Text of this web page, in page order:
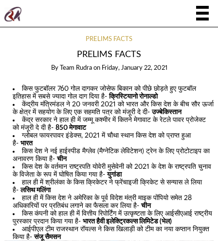
PRELIMS FACTS
PRELIMS FACTS
By Team Rudra on Friday, January 22, 2021
किस फुटबॉलर 760 गोल दागकर जोसेफ बिकान को पीछे छोड़ते हुए फुटबॉल
इतिहास में सबसे ज्यादा गोल दाग दिया है-क्रिस्टियानो रोनाल्डो
केंद्रीय मंत्रिमंडल ने 20 जनवरी 2021 को भारत और किस देश के बीच सौर ऊर्जा
के क्षेत्र में सहयोग के लिए एक सहमति पत्र को मंजूरी दे दी-उज्बेकिस्तान
केंद्र सरकार ने हाल ही में जम्मू कश्मीर में कितने मेगावाट के रेटले पावर प्रोजेक्ट
को मंजूरी दे दी है-850 मेगावाट
ग्लोबल फायरपावर इंडेक्स, 2021 में चौथा स्थान किस देश को प्राप्त हुआ
है-भारत
किस देश ने नई हाईस्पीड मैग्लेव (मैग्नेटिक लेविटेशन) ट्रेन के लिए प्रोटोटाइप का
अनावरण किया है-चीन
किस देश के वर्तमान राष्ट्रपति योवेरी मुसेवेनी को 2021 के देश के राष्ट्रपति चुनाव
के विजेता के रूप में घोषित किया गया है-युगांडा
हाल ही में श्रीलंका के किस क्रिकेटर ने फ्रेंचाइजी क्रिकेट से सन्यास ले लिया
है-लसिथ मलिंगा
हाल ही में किस देश ने अमेरिका के पूर्व विदेश मंत्री माइक पोंपियो समेत 28
अधिकारियों पर प्रतिबंध लगाने का फैसला कर लिया है-चीन
किस कंपनी को हाल ही में वित्तीय रिपोर्टिंग में उत्कृष्टता के लिए आईसीएआई राष्ट्रीय
पुरस्कार प्रदान किया गया है-भारत हैवी इलेक्ट्रिकल्स लिमिटेड (भेल)
आईपीएल टीम राजस्थान रॉयल्स ने किस खिलाड़ी को टीम का नया कप्तान नियुक्त
किया है-संजू सैमसन